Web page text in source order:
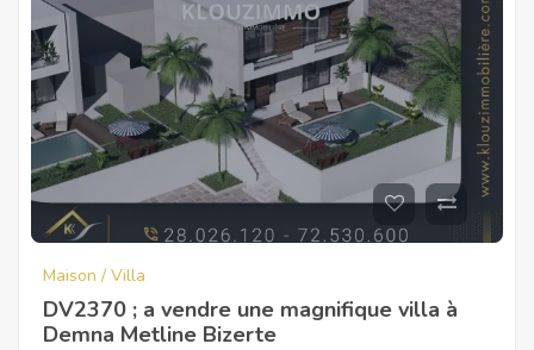
Maison / Villa
DV2370 ; a vendre une magnifique villa à
Demna Metline Bizerte